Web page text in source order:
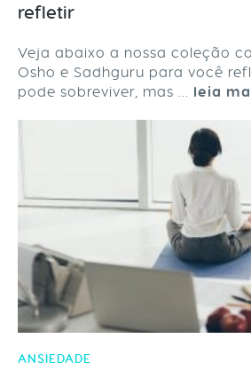
refletir
Veja abaixo a nossa coleção
Osho e Sadhguru para você
pode sobreviver, mas ... leia
ANSIEDADE